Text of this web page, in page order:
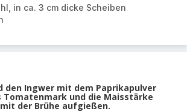
in ca. 3 cm dicke Scheiben
den Ingwer mit dem Paprikapulver
Tomatenmark und die Maisstärke
der Brühe aufgießen.